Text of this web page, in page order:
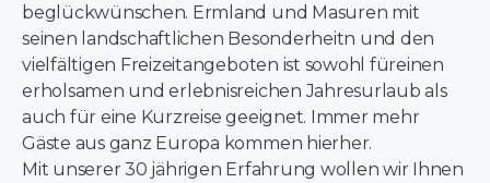
beglückwünschen. Ermland und Masuren mit
seinen landschaftlichen Besonderheitn und den
vielfältigen Freizeitangeboten ist sowohl füreinen
erholsamen und erlebnisreichen Jahresurlaub als
auch für eine Kurzreise geeignet. Immer mehr
Gäste aus ganz Europa kommen hierher.
Mit unserer 30 jährigen Erfahrung wollen wir Ihnen